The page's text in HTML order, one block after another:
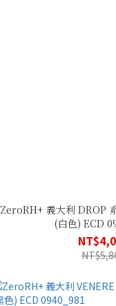
ZeroRH+ 義大利 DROP
(白色) ECD